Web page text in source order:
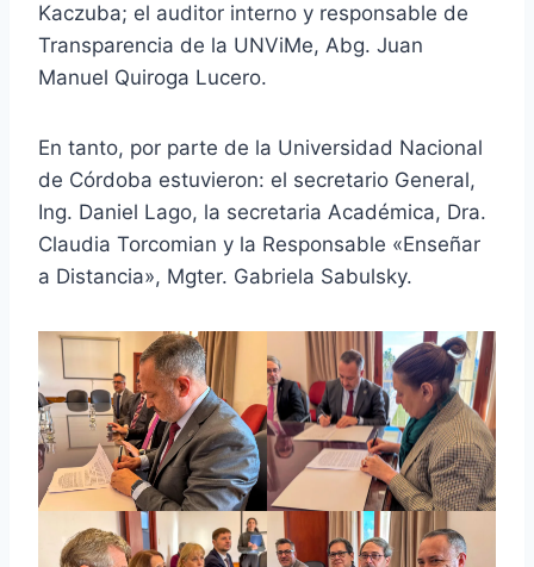
Kaczuba; el auditor interno y responsable de
Transparencia de la UNViMe, Abg. Juan
Manuel Quiroga Lucero.
En tanto, por parte de la Universidad Nacional
de Córdoba estuvieron: el secretario General,
Ing. Daniel Lago, la secretaria Académica, Dra.
Claudia Torcomian y la Responsable «Enseñar
a Distancia», Mgter. Gabriela Sabulsky.